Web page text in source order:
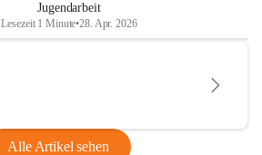
Jugendarbeit
Lesezeit 1 Minute•28. Apr. 2026
Alle Artikel sehen